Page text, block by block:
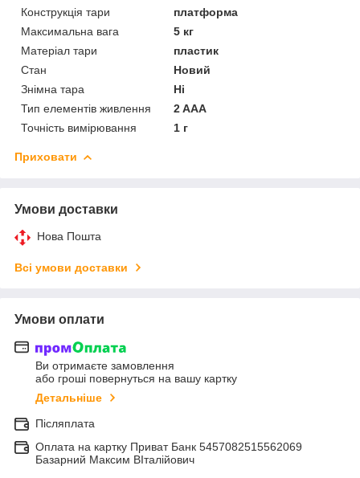
Конструкція тари
платформа
Максимальна вага
5 кг
Матеріал тари
пластик
Стан
Новий
Знімна тара
Ні
Тип елементів живлення
2 AAA
Точність вимірювання
1 г
Приховати
Умови доставки
Нова Пошта
Всі умови доставки
Умови оплати
Ви отримаєте замовлення
або гроші повернуться на вашу картку
Детальніше
Післяплата
Оплата на картку Приват Банк 5457082515562069
Базарний Максим ВІталійович